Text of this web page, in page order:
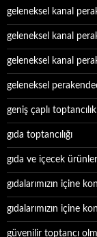
geleneksel kanal
geleneksel kanal
geleneksel kanal
geleneksel
geniş çaplı
gıda toptancılığı
gıda ve içecek
gıdalarımızın içine
gıdalarımızın içine
güvenilir toptancı